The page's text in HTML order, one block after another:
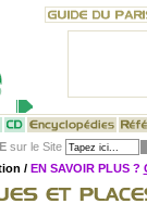
sur le Site
/ EN SAVOIR PLUS ?